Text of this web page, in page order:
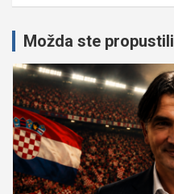
Možda ste propustili